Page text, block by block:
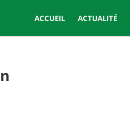
ACCUEIL ACTUALITÉ